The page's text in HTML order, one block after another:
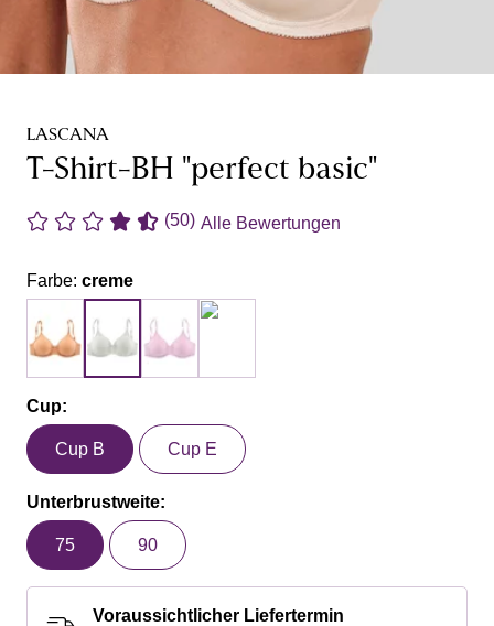
LASCANA
T-Shirt-BH "perfect basic"
(50) Alle Bewertungen
Farbe: creme
Cup:
Cup B Cup E
Unterbrustweite:
75 90
Voraussichtlicher Liefertermin